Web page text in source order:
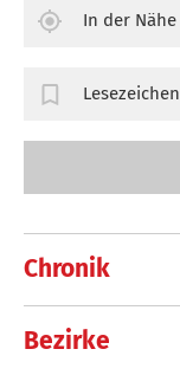
Chronik
Bezirke
In der Nähe
Lesezeichen